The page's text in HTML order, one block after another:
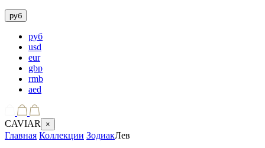
руб
руб
usd
eur
gbp
rmb
aed
CAVIAR ×
Главная Коллекции ЗодиакЛев